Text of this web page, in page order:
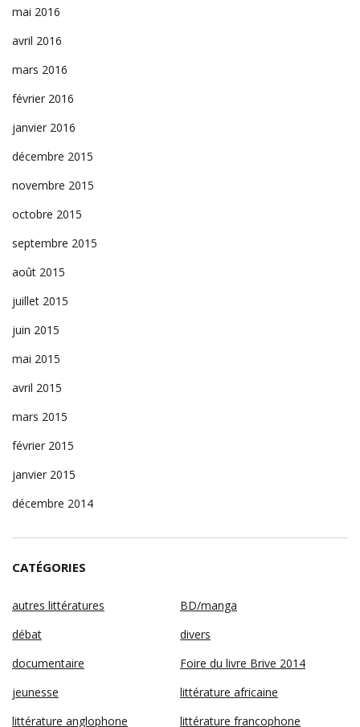
mai 2016
avril 2016
mars 2016
février 2016
janvier 2016
décembre 2015
novembre 2015
octobre 2015
septembre 2015
août 2015
juillet 2015
juin 2015
mai 2015
avril 2015
mars 2015
février 2015
janvier 2015
décembre 2014
CATÉGORIES
autres littératures
BD/manga
débat
divers
documentaire
Foire du livre Brive 2014
jeunesse
littérature africaine
littérature anglophone
littérature francophone